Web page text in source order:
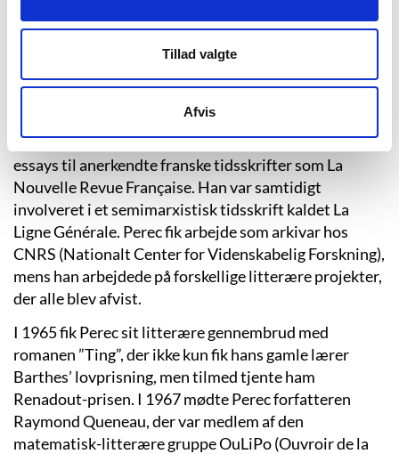
Tillad valgte
Afvis
hos faldskærmstropperne, og i 1960 blev han gift med
Paulette Pétras (som han senere separeredes fra).
Parret flyttede kortvarigt til Sfax i Tunesien. Han
også blev undervist af den franske filosof Roland
Barthes. Han skrev samtidigt små anmeldelser og
essays til anerkendte franske tidsskrifter som La
Nouvelle Revue Française. Han var samtidigt
involveret i et semimarxistisk tidsskrift kaldet La
Ligne Générale. Perec fik arbejde som arkivar hos
CNRS (Nationalt Center for Videnskabelig Forskning),
mens han arbejdede på forskellige litterære projekter,
der alle blev afvist.
I 1965 fik Perec sit litterære gennembrud med
romanen ”Ting”, der ikke kun fik hans gamle lærer
Barthes’ lovprisning, men tilmed tjente ham
Renadout-prisen. I 1967 mødte Perec forfatteren
Raymond Queneau, der var medlem af den
matematisk-litterære gruppe OuLiPo (Ouvroir de la